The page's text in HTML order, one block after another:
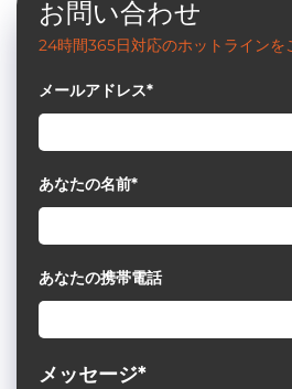
お問い合わせ
24時間365日対応のホットラインを
メールアドレス*
あなたの名前*
あなたの携帯電話
メッセージ*